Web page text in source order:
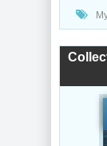
Музыка